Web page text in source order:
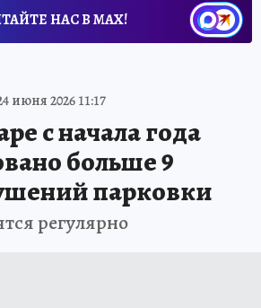
НАС В МАХ!
июня 2026 11:17
с начала года
больше 9
парковки
регулярно